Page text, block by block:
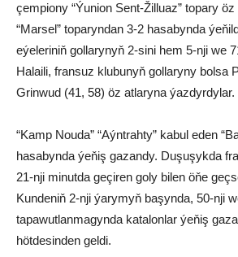
çempiony “Ýunion Sent-Žilluaz” topary
“Marsel” toparyndan 3-2 hasabynda
eýeleriniň gollarynyň 2-sini hem 5-nji we
Halaili, fransuz klubunyň gollaryny bolsa
Grinwud (41, 58) öz atlaryna ýazdyrdylar.
“Kamp Nouda” “Aýntrahty” kabul eden
hasabynda ýeňiş gazandy. Duşuşykda
21-nji minutda geçiren goly bilen öňe
Kundeniň 2-nji ýarymyň başynda, 50-nji
tapawutlanmagynda katalonlar ýeňiş
hötdesinden geldi.